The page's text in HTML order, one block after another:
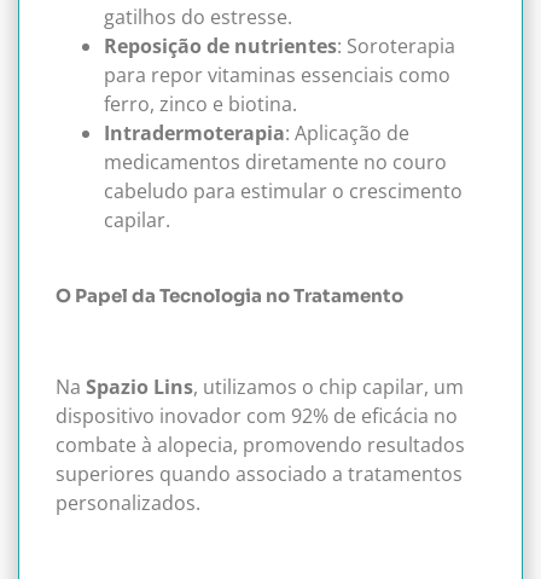
gatilhos do estresse.
Reposição de nutrientes: Soroterapia
para repor vitaminas essenciais como
ferro, zinco e biotina.
Intradermoterapia: Aplicação de
medicamentos diretamente no couro
cabeludo para estimular o crescimento
capilar.
O Papel da Tecnologia no Tratamento
Na Spazio Lins, utilizamos o chip capilar, um
dispositivo inovador com 92% de eficácia no
combate à alopecia, promovendo resultados
superiores quando associado a tratamentos
personalizados.